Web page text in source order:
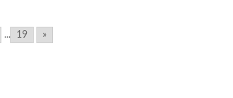
... 19 »